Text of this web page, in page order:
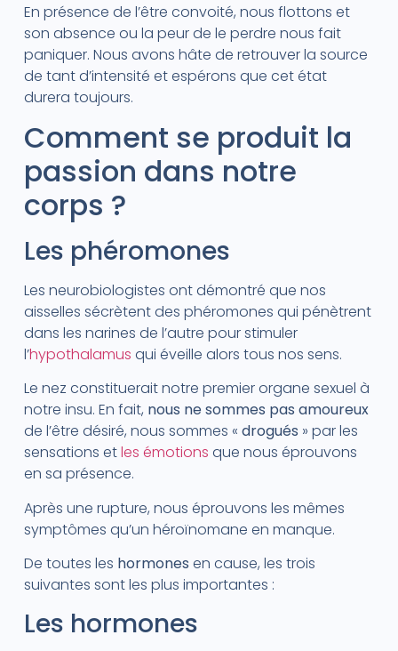
En présence de l’être convoité, nous flottons et
son absence ou la peur de le perdre nous fait
paniquer. Nous avons hâte de retrouver la source
de tant d’intensité et espérons que cet état
durera toujours.
Comment se produit la
passion dans notre
corps ?
Les phéromones
Les neurobiologistes ont démontré que nos
aisselles sécrètent des phéromones qui pénètrent
dans les narines de l’autre pour stimuler
l’hypothalamus qui éveille alors tous nos sens.
Le nez constituerait notre premier organe sexuel à
notre insu. En fait, nous ne sommes pas amoureux
de l’être désiré, nous sommes « drogués » par les
sensations etles émotions que nous éprouvons
en sa présence.
Après une rupture, nous éprouvons les mêmes
symptômes qu’un héroïnomane en manque.
De toutes les hormones en cause, les trois
suivantes sont les plus importantes :
Les hormones